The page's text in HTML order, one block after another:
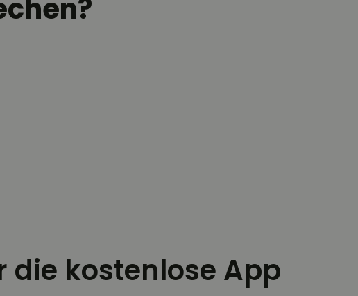
die kostenlose App